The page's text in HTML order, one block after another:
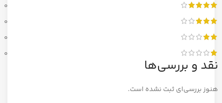
0
0
0
0
نقد و بررسی‌ها
هنوز بررسی‌ای ثبت نشده است.